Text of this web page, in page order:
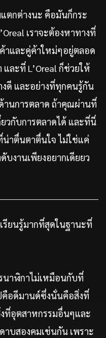
ตกต่างนะ คือมันก็กระ
เราจะต้องหาทางที่
าและคู่ค้าใหม่ๆอยู่ตลอด
และที่ L’Oreal ก็ช่วยให้
ดี และอย่างที่ทุกคนรู้กัน
านการตลาด ถ้าคุณผ่านที่
วกับการตลาดได้ และที่นี่
าตื่นตาตื่นใจ ไม่ใช่แค่
บงานเพียงอยากเดียยว
ยนรู้มากที่สุดในฐานะที่
นาฬิกาไม่เหมือนกับที่
คือดีมานด์ซึ่งนั่นคือสิ่งที่
ที่อุตสาหกรรมอื่นๆและ
บสองคมเช่นกัน เพราะ